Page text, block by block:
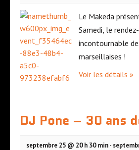
Le Makeda
Samedi, le
incontournable
marseillaises !
Voir les détails »
DJ Pone – 30 ans
septembre 25 @ 20 h 30 min-